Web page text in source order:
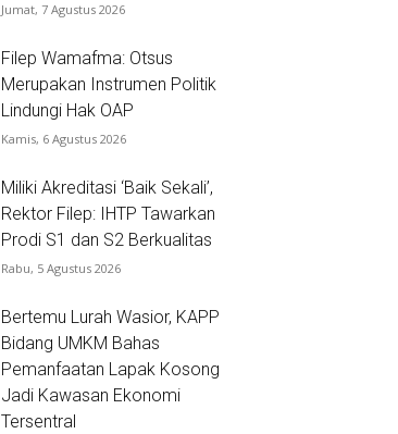
Jumat, 7 Agustus 2026
Filep Wamafma: Otsus
Merupakan Instrumen Politik
Lindungi Hak OAP
Kamis, 6 Agustus 2026
Miliki Akreditasi ‘Baik Sekali’,
Rektor Filep: IHTP Tawarkan
Prodi S1 dan S2 Berkualitas
Rabu, 5 Agustus 2026
Bertemu Lurah Wasior, KAPP
Bidang UMKM Bahas
Pemanfaatan Lapak Kosong
Jadi Kawasan Ekonomi
Tersentral